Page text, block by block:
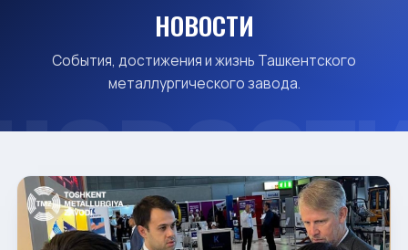
НОВОСТИ
События, достижения и жизнь Ташкентского
металлургического завода.